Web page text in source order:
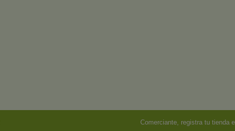
Comerciante, registra tu tienda